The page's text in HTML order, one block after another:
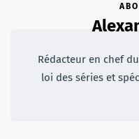
Rédacteur en chef
loi des séries et